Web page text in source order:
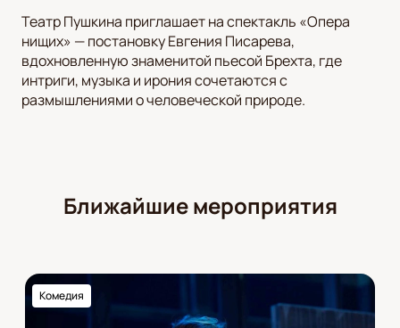
Театр Пушкина приглашает на спектакль «Опера
нищих» — постановку Евгения Писарева,
вдохновленную знаменитой пьесой Брехта, где
интриги, музыка и ирония сочетаются с
размышлениями о человеческой природе.
Ближайшие мероприятия
Комедия